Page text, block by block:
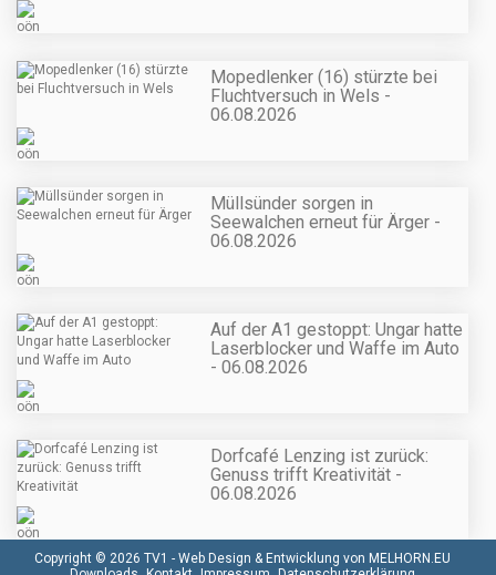
Mopedlenker (16) stürzte bei
Fluchtversuch in Wels -
06.08.2026
Müllsünder sorgen in
Seewalchen erneut für Ärger -
06.08.2026
Auf der A1 gestoppt: Ungar hatte
Laserblocker und Waffe im Auto
- 06.08.2026
Dorfcafé Lenzing ist zurück:
Genuss trifft Kreativität -
06.08.2026
Copyright © 2026 TV1 - Web Design & Entwicklung von MELHORN.EU